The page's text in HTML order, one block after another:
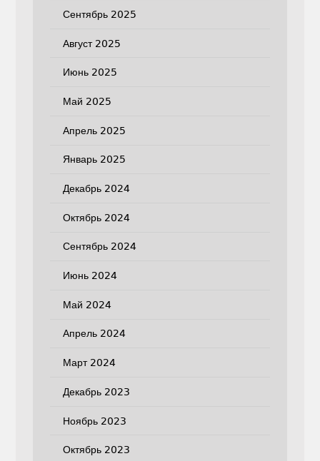
Сентябрь 2025
Август 2025
Июнь 2025
Май 2025
Апрель 2025
Январь 2025
Декабрь 2024
Октябрь 2024
Сентябрь 2024
Июнь 2024
Май 2024
Апрель 2024
Март 2024
Декабрь 2023
Ноябрь 2023
Октябрь 2023